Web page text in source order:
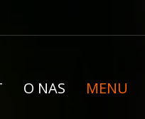
O NAS MENU